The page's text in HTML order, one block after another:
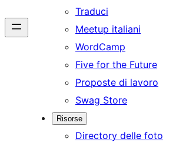
Traduci
Meetup italiani
WordCamp
Five for the Future
Proposte di lavoro
Swag Store
Risorse
Directory delle foto